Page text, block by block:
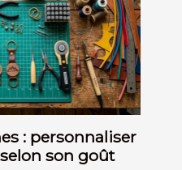
: personnaliser
son goût